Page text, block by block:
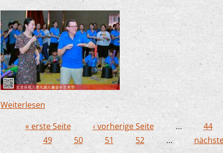
Weiterlesenüber Unser EMP Dozent Joachim Kampschulte
Seiten
« erste Seite ‹ vorherige Seite … 44
49
50 51 52 …